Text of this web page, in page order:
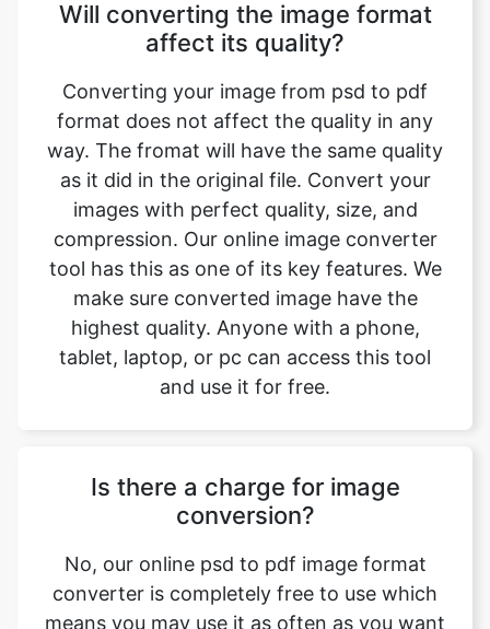
format does not affect the quality in any
way. The fromat will have the same quality
as it did in the original file. Convert your
images with perfect quality, size, and
compression. Our online image converter
tool has this as one of its key features. We
make sure converted image have the
highest quality. Anyone with a phone,
tablet, laptop, or pc can access this tool
and use it for free.
Is there a charge for image
converter is completely free to use which
means you may use it as often as you want
without spending a single penny and it
does not require installation. Our free
online image converting tool can be used